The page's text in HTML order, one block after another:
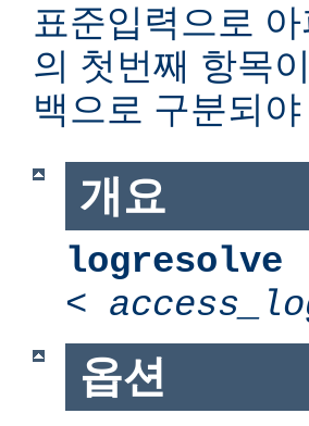
표준입력으로
의 첫번째 항목
백으로 구분되
개요
logresolve
<
옵션